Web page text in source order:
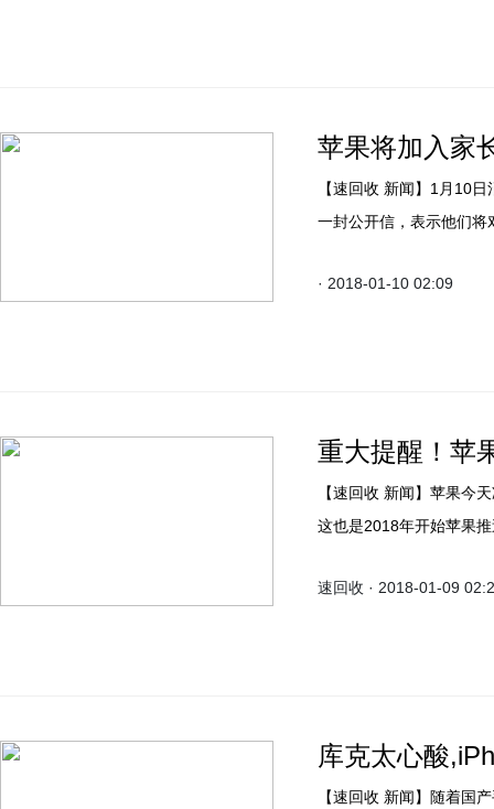
苹果将加入家
【速回收 新闻】1月10
一封公开信，表示他们
· 2018-01-10 02:09
重大提醒！苹
【速回收 新闻】苹果今
这也是2018年开始苹果
速回收 · 2018-01-09
库克太心酸
【速回收 新闻】随着国